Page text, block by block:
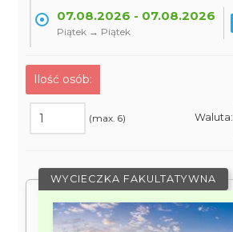
07.08.2026 - 07.08.2026
Piątek → Piątek
Ilość osób:
(max. 6) Waluta:
WYCIECZKA FAKULTATYWNA